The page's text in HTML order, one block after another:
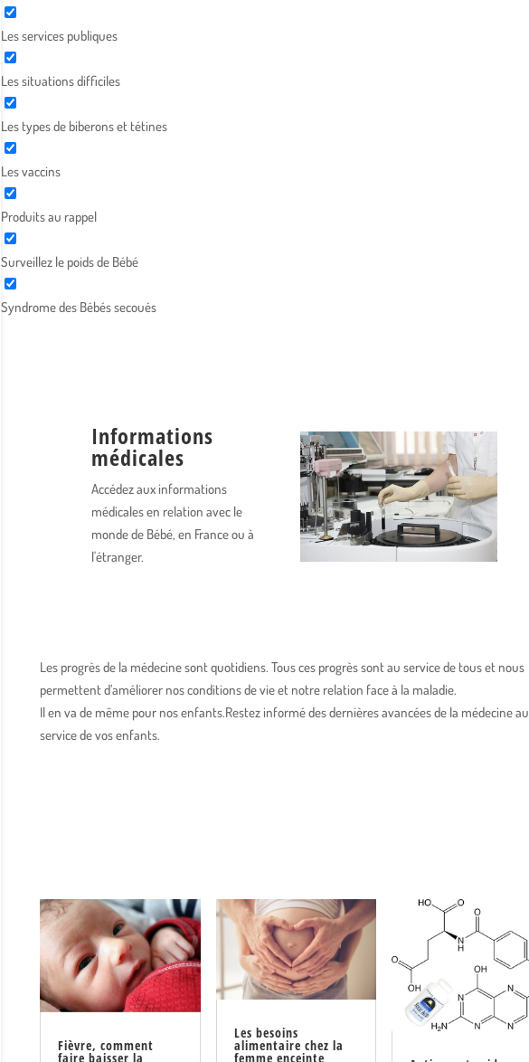
Les services publiques
Les situations difficiles
Les types de biberons et tétines
Les vaccins
Produits au rappel
Surveillez le poids de Bébé
Syndrome des Bébés secoués
Informations
médicales
Accédez aux informations
médicales en relation avec le
monde de Bébé, en France ou à
l'étranger.
Les progrès de la médecine sont quotidiens. Tous ces progrès sont au service de tous et nous
permettent d’améliorer nos conditions de vie et notre relation face à la maladie.
Il en va de même pour nos enfants.Restez informé des dernières avancées de la médecine au
service de vos enfants.
Fièvre, comment
faire baisser la
Les besoins
alimentaire chez la
femme enceinte